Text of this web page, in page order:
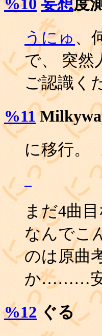
%10 妄想度
うにゅ 、
で、 突然
ご認識く
%11
に移行。
_
まだ4曲
なんでこ
のは原曲
か………安
%12 ぐる